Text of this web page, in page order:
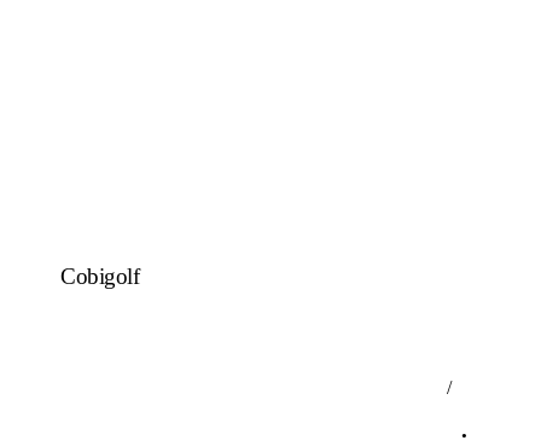
Cobigolf
/
.